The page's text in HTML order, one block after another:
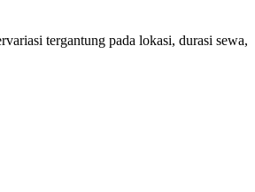
tergantung pada lokasi, durasi sewa,